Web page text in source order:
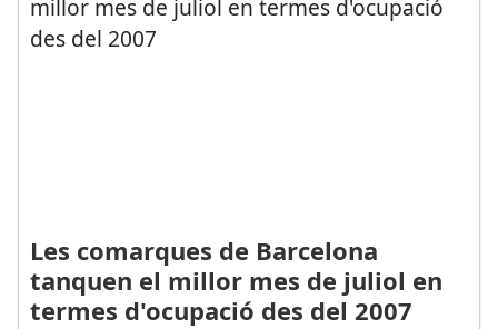
Les comarques de Barcelona
tanquen el millor mes de juliol en
termes d'ocupació des del 2007